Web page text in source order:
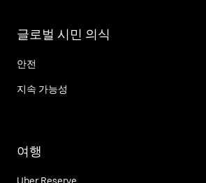
글로벌 시민 의식
안전
지속 가능성
여행
Uber Reserve